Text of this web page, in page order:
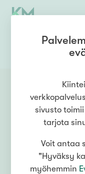
sivusto
tarjota
Voit antaa
"Hyväksy
myöhemmin